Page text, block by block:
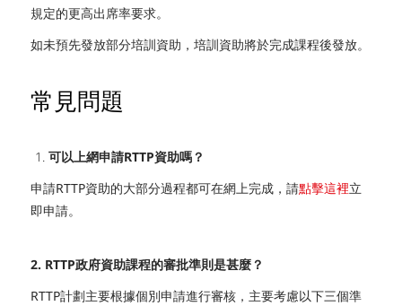
規定的更高出席率要求。
如未預先發放部分培訓資助，培訓資助將於完成課程後發放。
常見問題
可以上網申請RTTP資助嗎？
申請RTTP資助的大部分過程都可在網上完成，請點擊這裡立
即申請。
2. RTTP政府資助課程的審批準則是甚麼？
RTTP計劃主要根據個別申請進行審核，主要考慮以下三個準